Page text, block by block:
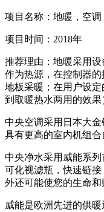
项目名称：地暖，空
项目时间：2018年
推荐理由：地暖采用
作为热源，在控制器
地板采暖；在用户设
到取暖热水两用的效果
中央空调采用日本大
具有更高的室内机组合
中央净水采用威能系
可化视滤瓶，快速链
外还可能使您的生命和
威能是欧洲先进的供